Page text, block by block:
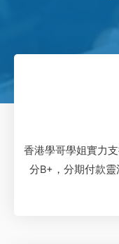
香港學哥學姐實力
分B+，分期付款